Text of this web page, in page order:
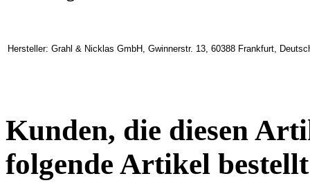
Hersteller: Grahl & Nicklas GmbH, Gwinnerstr. 13, 60388 Frankfurt,
Kunden, die diesen
folgende Artikel